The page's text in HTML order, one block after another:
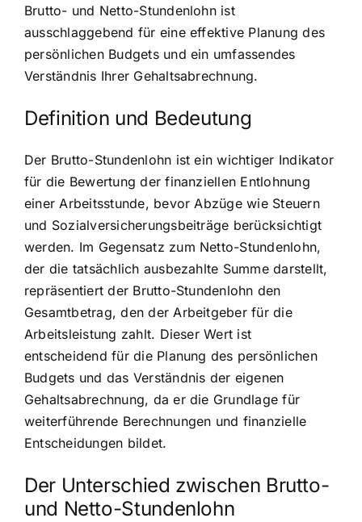
Brutto- und Netto-Stundenlohn ist
ausschlaggebend für eine effektive Planung des
persönlichen Budgets und ein umfassendes
Verständnis Ihrer Gehaltsabrechnung.
Definition und Bedeutung
Der Brutto-Stundenlohn ist ein wichtiger Indikator
für die Bewertung der finanziellen Entlohnung
einer Arbeitsstunde, bevor Abzüge wie Steuern
und Sozialversicherungsbeiträge berücksichtigt
werden. Im Gegensatz zum Netto-Stundenlohn,
der die tatsächlich ausbezahlte Summe darstellt,
repräsentiert der Brutto-Stundenlohn den
Gesamtbetrag, den der Arbeitgeber für die
Arbeitsleistung zahlt. Dieser Wert ist
entscheidend für die Planung des persönlichen
Budgets und das Verständnis der eigenen
Gehaltsabrechnung, da er die Grundlage für
weiterführende Berechnungen und finanzielle
Entscheidungen bildet.
Der Unterschied zwischen Brutto-
und Netto-Stundenlohn